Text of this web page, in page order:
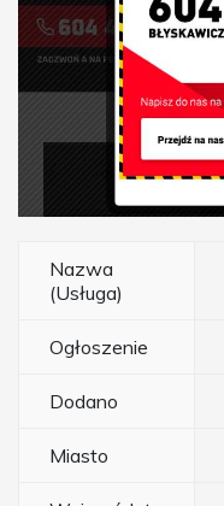
Nazwa
(Usługa)
Ogłoszenie
Dodano
Miasto